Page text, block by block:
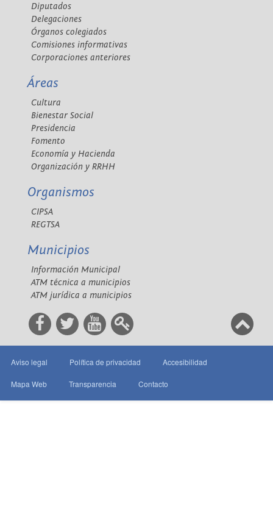
Diputados
Delegaciones
Órganos colegiados
Comisiones informativas
Corporaciones anteriores
Áreas
Cultura
Bienestar Social
Presidencia
Fomento
Economía y Hacienda
Organización y RRHH
Organismos
CIPSA
REGTSA
Municipios
Información Municipal
ATM técnica a municipios
ATM jurídica a municipios
Aviso legal Política de privacidad Accesibilidad
Mapa Web Transparencia Contacto